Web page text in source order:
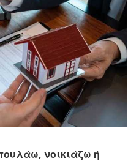
νοικιάζω ή